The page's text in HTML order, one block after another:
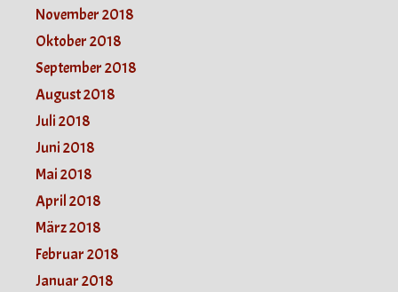
November 2018
Oktober 2018
September 2018
August 2018
Juli 2018
Juni 2018
Mai 2018
April 2018
März 2018
Februar 2018
Januar 2018